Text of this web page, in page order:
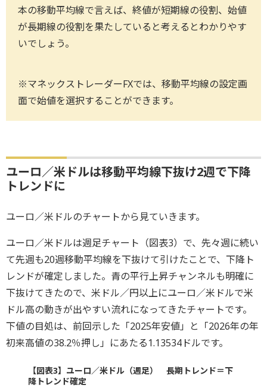
本の移動平均線で言えば、終値が短期線の役割、始値
が長期線の役割を果たしていると考えるとわかりやす
いでしょう。
※マネックストレーダーFXでは、移動平均線の設定画
面で始値を選択することができます。
ユーロ／米ドルは移動平均線下抜け2週で下降
トレンドに
ユーロ／米ドルのチャートから見ていきます。
ユーロ／米ドルは週足チャート（図表3）で、先々週に続い
て先週も20週移動平均線を下抜けて引けたことで、下降ト
レンドが確定しました。青の平行上昇チャンネルも明確に
下抜けてきたので、米ドル／円以上にユーロ／米ドルで米
ドル高の動きが出やすい流れになってきたチャートです。
下値の目処は、前回示した「2025年安値」と「2026年の年
初来高値の38.2％押し」にあたる1.13534ドルです。
【図表3】ユーロ／米ドル（週足） 長期トレンド＝下
降トレンド確定